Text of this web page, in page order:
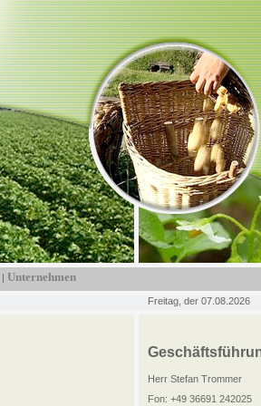
| Unternehmen
Freitag, der 07.08.2026
Herr Stefan Trommer
Fon: +49 36691 242025